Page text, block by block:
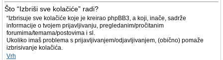
Što “Izbriši sve kolačiće” radi?
“Izbrisuje sve kolačiće koje je kreirao phpBB3, a koji, inače, sadrže
informacije o tvojem prijavljivanju, pregledanim/pročitanim
forumima/temama/postovima i sl.
Ukoliko imaš problema s prijavljivanjem/odjavljivanjem, (obično) pomaže
izbrisivanje kolačića.
Vrh